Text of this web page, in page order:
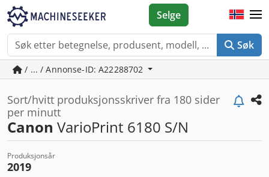
Søk
Selge
/ ... / Annonse-ID: A22288702
Sort/hvitt produksjonsskriver fra 180 sider
per minutt
Canon VarioPrint 6180 S/N
Produksjonsår
2019